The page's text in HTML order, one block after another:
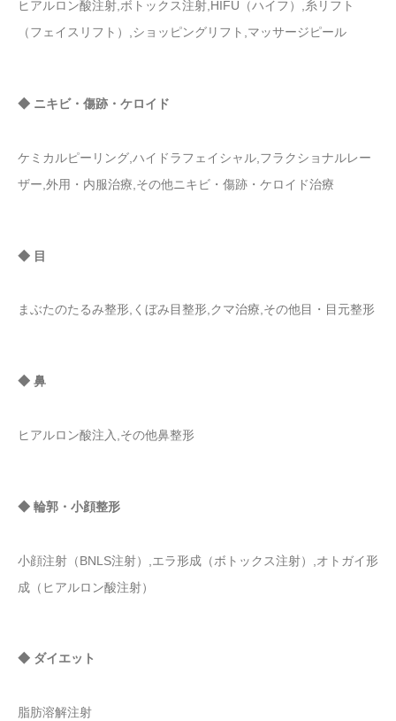
ヒアルロン酸注射,ボトックス注射,HIFU（ハイフ）,糸リフト
（フェイスリフト）,ショッピングリフト,マッサージピール
◆ ニキビ・傷跡・ケロイド
ケミカルピーリング,ハイドラフェイシャル,フラクショナルレー
ザー,外用・内服治療,その他ニキビ・傷跡・ケロイド治療
◆ 目
まぶたのたるみ整形,くぼみ目整形,クマ治療,その他目・目元整形
◆ 鼻
ヒアルロン酸注入,その他鼻整形
◆ 輪郭・小顔整形
小顔注射（BNLS注射）,エラ形成（ボトックス注射）,オトガイ形
成（ヒアルロン酸注射）
◆ ダイエット
脂肪溶解注射